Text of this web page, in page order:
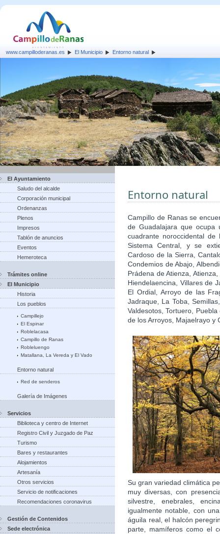
www.campilloderanas.es El Municipio Entorno natural
El Ayuntamiento
Saludo del alcalde
Corporación municipal
Ordenanzas
Plenos
Impresos
Tablón de anuncios
Eventos
Hemeroteca
Trámites online
El Municipio
Historia
Los pueblos
Campillejo
El Espinar
Roblelacasa
Campillo de Ranas
Robleluengo
Matallana, La Vereda y El Vado
Entorno natural
Red de senderos
Galería de Imágenes
Servicios
Biblioteca y centro de Internet
Registro Civil y Juzgado de Paz
Turismo
Bares y restaurantes
Alojamientos
Artesanía
Otros servicios
Servicio de notificaciones
Recomendaciones coronavirus
Gestión de Contenidos
Sede electrónica
Entorno natural
Campillo de Ranas se
de Guadalajara que ocupa
cuadrante noroccidental
Sistema Central, y se
Cardoso de la Sierra,
Condemios de Abajo,
Prádena de Atienza,
Hiendelaencina, Villares de
El Ordial, Arroyo de las
Jadraque, La Toba,
Valdesotos, Tortuero,
de los Arroyos, Majaelrayo y
Su gran variedad climática
muy diversas, con
silvestre, enebrales,
igualmente notable, con
águila real, el halcón
parte, mamíferos como el